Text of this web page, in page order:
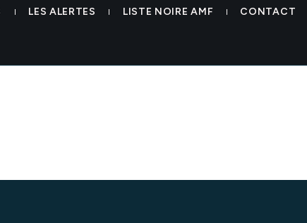
LES ALERTES LISTE NOIRE AMF CONTACT
ewgholding-colman-